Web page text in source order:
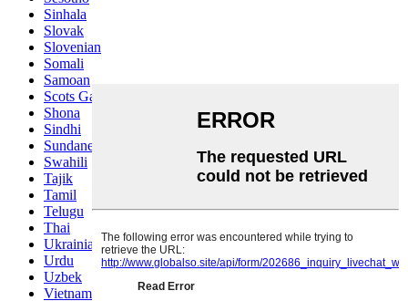
Sinhala
Slovak
Slovenian
Somali
Samoan
Scots Gaelic
Shona
Sindhi
Sundanese
Swahili
Tajik
Tamil
Telugu
Thai
Ukrainian
Urdu
Uzbek
Vietnamese